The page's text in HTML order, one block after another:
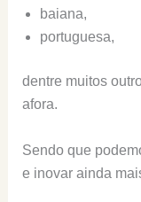
baiana,
portuguesa,
dentre muitos
afora.
Sendo que
e inovar ainda